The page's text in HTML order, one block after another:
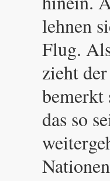
lehnen
Flug.
zieht
bemerkt
das so